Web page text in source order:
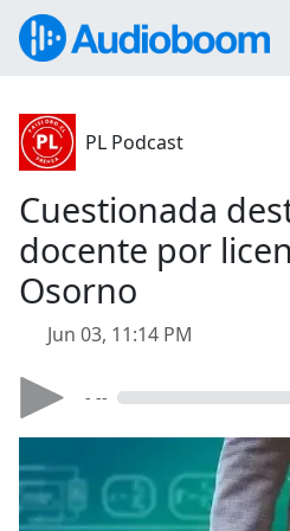
PL Podcast
Cuestionada
docente por
Osorno
Jun 03, 11:14 PM
- --